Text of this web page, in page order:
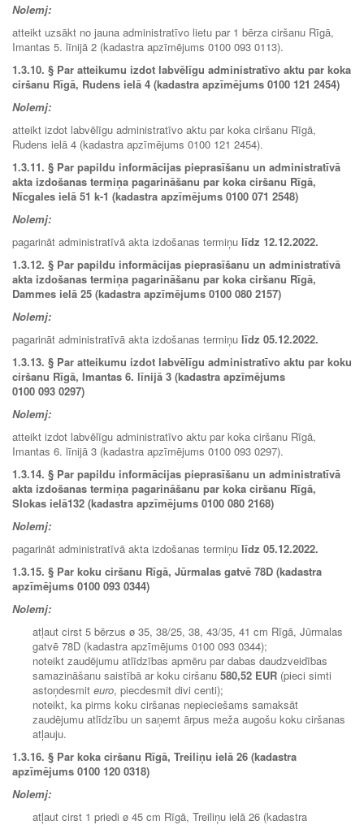
Nolemj:
atteikt uzsākt no jauna administratīvo lietu par 1 bērza ciršanu Rīgā,
Imantas 5. līnijā 2 (kadastra apzīmējums 0100 093 0113).
1.3.10. § Par atteikumu izdot labvēlīgu administratīvo aktu par koka
ciršanu Rīgā, Rudens ielā 4 (kadastra apzīmējums 0100 121 2454)
Nolemj:
atteikt izdot labvēlīgu administratīvo aktu par koka ciršanu Rīgā,
Rudens ielā 4 (kadastra apzīmējums 0100 121 2454).
1.3.11. § Par papildu informācijas pieprasīšanu un administratīvā
akta izdošanas termiņa pagarināšanu par koka ciršanu Rīgā,
Nīcgales ielā 51 k-1 (kadastra apzīmējums 0100 071 2548)
Nolemj:
pagarināt administratīvā akta izdošanas termiņu līdz 12.12.2022.
1.3.12. § Par papildu informācijas pieprasīšanu un administratīvā
akta izdošanas termiņa pagarināšanu par koka ciršanu Rīgā,
Dammes ielā 25 (kadastra apzīmējums 0100 080 2157)
Nolemj:
pagarināt administratīvā akta izdošanas termiņu līdz 05.12.2022.
1.3.13. § Par atteikumu izdot labvēlīgu administratīvo aktu par koku
ciršanu Rīgā, Imantas 6. līnijā 3 (kadastra apzīmējums
0100 093 0297)
Nolemj:
atteikt izdot labvēlīgu administratīvo aktu par koka ciršanu Rīgā,
Imantas 6. līnijā 3 (kadastra apzīmējums 0100 093 0297).
1.3.14. § Par papildu informācijas pieprasīšanu un administratīvā
akta izdošanas termiņa pagarināšanu par koka ciršanu Rīgā,
Slokas ielā132 (kadastra apzīmējums 0100 080 2168)
Nolemj:
pagarināt administratīvā akta izdošanas termiņu līdz 05.12.2022.
1.3.15. § Par koku ciršanu Rīgā, Jūrmalas gatvē 78D (kadastra
apzīmējums 0100 093 0344)
Nolemj:
atļaut cirst 5 bērzus ø 35, 38/25, 38, 43/35, 41 cm Rīgā, Jūrmalas
gatvē 78D (kadastra apzīmējums 0100 093 0344);
noteikt zaudējumu atlīdzības apmēru par dabas daudzveidības
samazināšanu saistībā ar koku ciršanu 580,52 EUR (pieci simti
astoņdesmit euro, piecdesmit divi centi);
noteikt, ka pirms koku ciršanas nepieciešams samaksāt
zaudējumu atlīdzību un saņemt ārpus meža augošu koku ciršanas
atļauju.
1.3.16. § Par koka ciršanu Rīgā, Treiliņu ielā 26 (kadastra
apzīmējums 0100 120 0318)
Nolemj:
atļaut cirst 1 priedi ø 45 cm Rīgā, Treiliņu ielā 26 (kadastra